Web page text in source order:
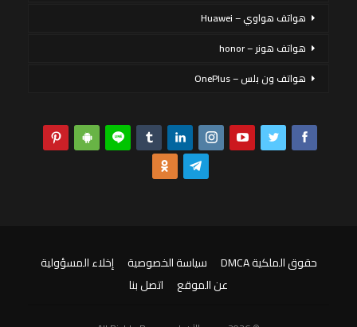
هواتف هواوي – Huawei
هواتف هونر – honor
هواتف ون بلس – OnePlus
حقوق الملكية DMCA سياسة الخصوصية
إخلاء المسؤولية
عن الموقع
اتصل بنا